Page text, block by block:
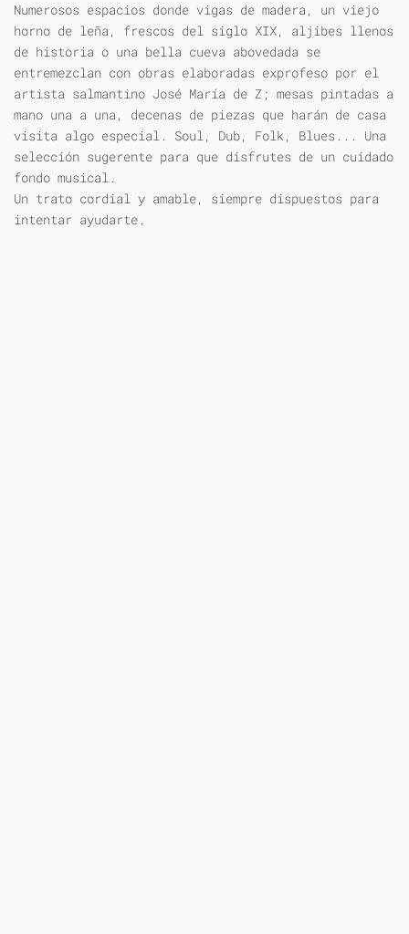
Numerosos espacios donde vigas de madera, un viejo
horno de leña, frescos del siglo XIX, aljibes llenos
de historia o una bella cueva abovedada se
entremezclan con obras elaboradas exprofeso por el
artista salmantino José María de Z; mesas pintadas a
mano una a una, decenas de piezas que harán de casa
visita algo especial. Soul, Dub, Folk, Blues... Una
selección sugerente para que disfrutes de un cuidado
fondo musical.
Un trato cordial y amable, siempre dispuestos para
intentar ayudarte.